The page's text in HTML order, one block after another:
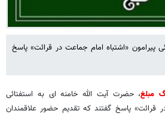
پیرامون «اشتباه امام جماعت در قرائت» پاسخ
مبلغ، حضرت آیت الله خامنه ای به استفتائی
قرائت» پاسخ گفتند که تقدیم حضور علاقمندان